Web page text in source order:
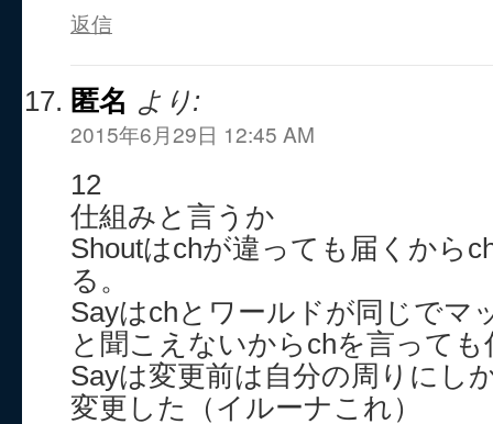
返信
匿名 より:
2015年6月29日 12:45 AM
12
仕組みと言うか
Shoutはchが違っても届くから
る。
Sayはchとワールドが同じでマ
と聞こえないからchを言っても
Sayは変更前は自分の周りにし
変更した（イルーナこれ）